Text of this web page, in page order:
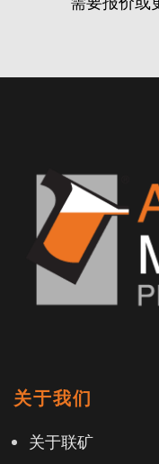
关于我们
关于联矿